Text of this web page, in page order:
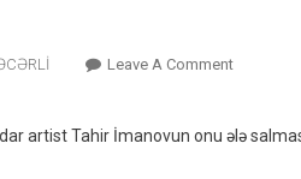
Leave A CommentOn
İmanova
artist Tahir İmanovun onu ələ